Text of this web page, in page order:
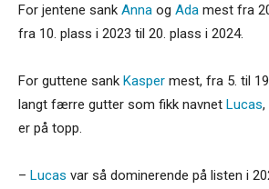
For jentene sank Anna og Ada mest fra
fra 10. plass i 2023 til 20. plass i 2024.
For guttene sank Kasper mest, fra 5. til
langt færre gutter som fikk navnet Lucas,
er på topp.
– Lucas var så dominerende på listen i